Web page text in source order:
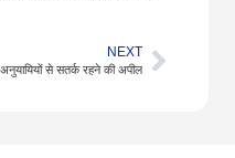
NEXT
से सतर्क रहने की अपील